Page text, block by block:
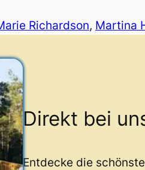
Richardson, Martina
Direkt bei
Entdecke die